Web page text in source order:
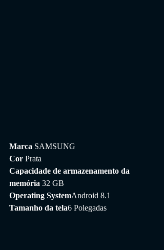
Marca SAMSUNG
Cor Prata
Capacidade de armazenamento da
memória 32 GB
Operating SystemAndroid 8.1
Tamanho da tela6 Polegadas